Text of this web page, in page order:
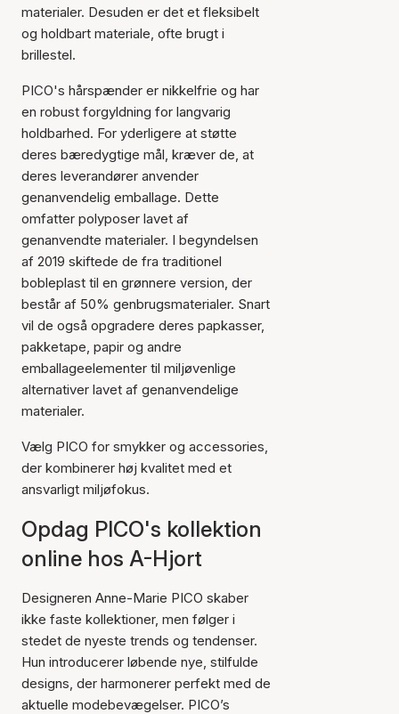
materialer. Desuden er det et fleksibelt
og holdbart materiale, ofte brugt i
brillestel.
PICO's hårspænder er nikkelfrie og har
en robust forgyldning for langvarig
holdbarhed. For yderligere at støtte
deres bæredygtige mål, kræver de, at
deres leverandører anvender
genanvendelig emballage. Dette
omfatter polyposer lavet af
genanvendte materialer. I begyndelsen
af 2019 skiftede de fra traditionel
bobleplast til en grønnere version, der
består af 50% genbrugsmaterialer. Snart
vil de også opgradere deres papkasser,
pakketape, papir og andre
emballageelementer til miljøvenlige
alternativer lavet af genanvendelige
materialer.
Vælg PICO for smykker og accessories,
der kombinerer høj kvalitet med et
ansvarligt miljøfokus.
Opdag PICO's kollektion
online hos A-Hjort
Designeren Anne-Marie PICO skaber
ikke faste kollektioner, men følger i
stedet de nyeste trends og tendenser.
Hun introducerer løbende nye, stilfulde
designs, der harmonerer perfekt med de
aktuelle modebevægelser. PICO’s